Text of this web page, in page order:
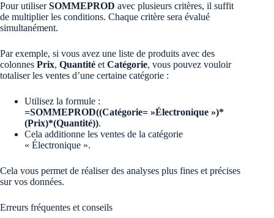
Pour utiliserSOMMEPROD avec plusieurs critères, il suffit
de multiplier les conditions. Chaque critère sera évalué
simultanément.
Par exemple, si vous avez une liste de produits avec des
colonnes Prix, Quantité et Catégorie, vous pouvez vouloir
totaliser les ventes d’une certaine catégorie :
Utilisez la formule :
=SOMMEPROD((Catégorie= »Électronique »)*
(Prix)*(Quantité)).
Cela additionne les ventes de la catégorie
« Électronique ».
Cela vous permet de réaliser des analyses plus fines et précises
sur vos données.
Erreurs fréquentes et conseils